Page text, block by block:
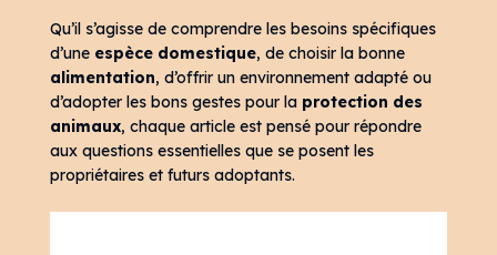
Qu’il s’agisse de comprendre les besoins spécifiques
d’une espèce domestique, de choisir la bonne
alimentation, d’offrir un environnement adapté ou
d’adopter les bons gestes pour la protection des
animaux, chaque article est pensé pour répondre
aux questions essentielles que se posent les
propriétaires et futurs adoptants.